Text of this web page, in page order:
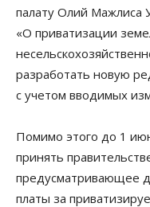
палату Олий Мажлиса
«О приватизации
разработать новую
с учетом вводимых
Помимо этого до 1
принять
предусматривающее
платы за